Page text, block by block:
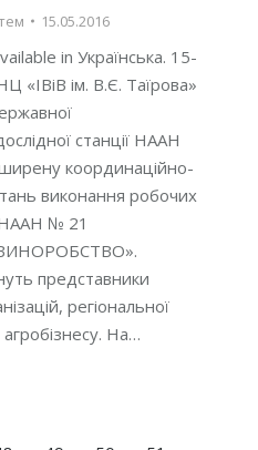
15.05.2016
in Українська. 15-
«ІВіВ ім. В.Є. Таїрова»
станції НААН
координаційно-
виконання робочих
№ 21
представники
регіональної
На…